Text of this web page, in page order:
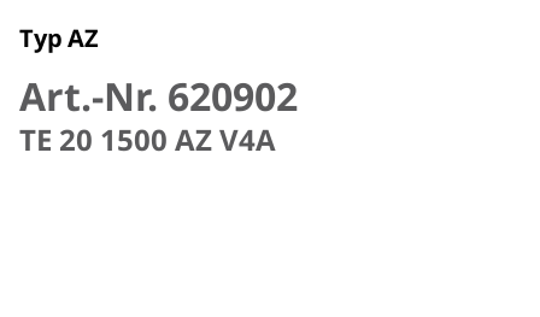
Typ AZ
Art.-Nr. 620902
TE 20 1500 AZ V4A